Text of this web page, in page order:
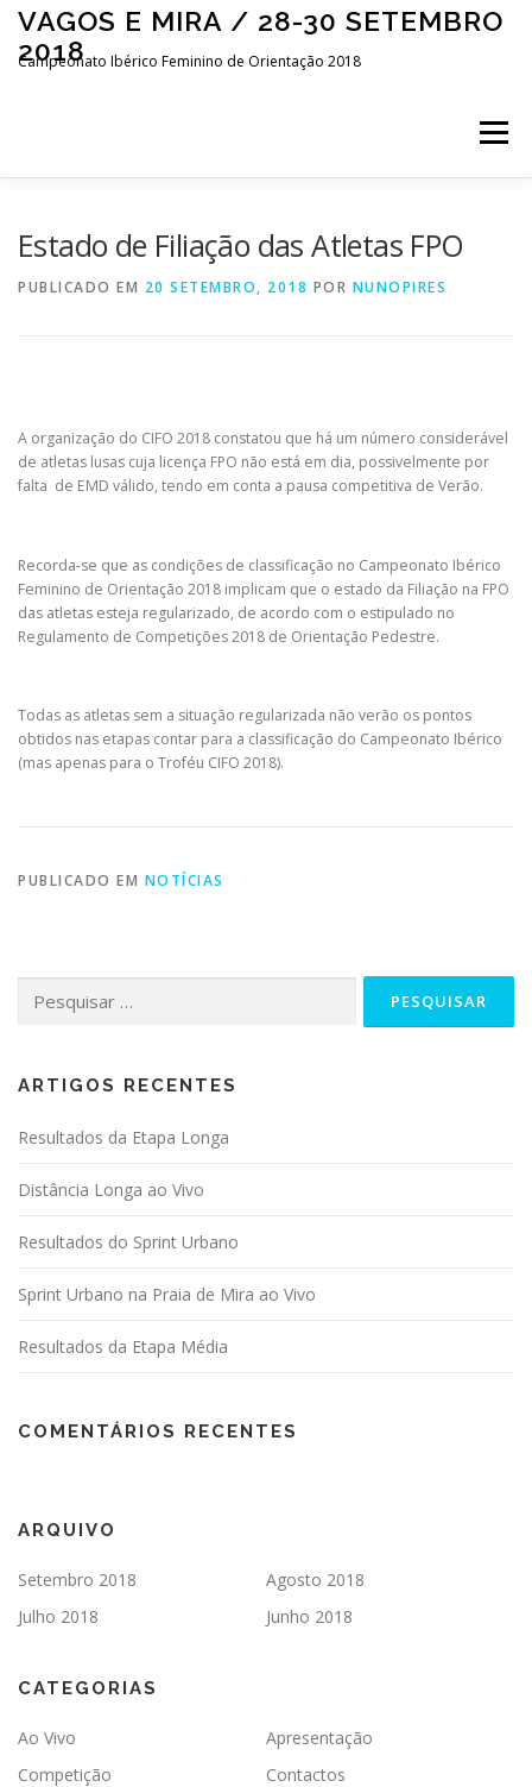
Saltar
para
conteúdo
VAGOS E MIRA / 28-30 SETEMBRO
2018
Campeonato Ibérico Feminino de Orientação 2018
Menu
Estado de Filiação das Atletas FPO
PUBLICADO EM 20 SETEMBRO, 2018 POR NUNOPIRES
A organização do CIFO 2018 constatou que há um número considerável
de atletas lusas cuja licença FPO não está em dia, possivelmente por
falta de EMD válido, tendo em conta a pausa competitiva de Verão.
Recorda-se que as condições de classificação no Campeonato Ibérico
Feminino de Orientação 2018 implicam que o estado da Filiação na FPO
das atletas esteja regularizado, de acordo com o estipulado no
Regulamento de Competições 2018 de Orientação Pedestre.
Todas as atletas sem a situação regularizada não verão os pontos
obtidos nas etapas contar para a classificação do Campeonato Ibérico
(mas apenas para o Troféu CIFO 2018).
PUBLICADO EM NOTÍCIAS
por:
ARTIGOS RECENTES
Resultados da Etapa Longa
Distância Longa ao Vivo
Resultados do Sprint Urbano
Sprint Urbano na Praia de Mira ao Vivo
Resultados da Etapa Média
COMENTÁRIOS RECENTES
ARQUIVO
Setembro 2018
Agosto 2018
Julho 2018
Junho 2018
CATEGORIAS
Ao Vivo
Apresentação
Competição
Contactos